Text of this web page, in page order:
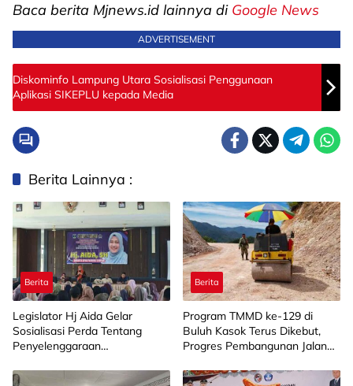
Baca berita Mjnews.id lainnya di Google News
ADVERTISEMENT
Diskominfo Lampung Utara Sosialisasi Penggunaan
Aplikasi SIKEPLU kepada Media
Berita Lainnya :
Berita
Legislator Hj Aida Gelar
Sosialisasi Perda Tentang
Penyelenggaraan
Limapuluh Kota
Berita
Program TMMD ke-129 di
Buluh Kasok Terus Dikebut,
Progres Pembangunan Jalan